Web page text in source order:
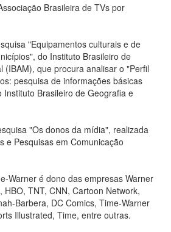
Brasileira de TVs por
"Equipamentos culturais e de
do Instituto Brasileiro de
(IBAM), que procura analisar o "Perfil
pesquisa de informações básicas
Instituto Brasileiro de Geografia e
"Os donos da mídia", realizada
e Pesquisas em Comunicação
Warner é dono das empresas Warner
HBO, TNT, CNN, Cartoon Network,
Barbera, DC Comics, Time-Warner
Illustrated, Time, entre outras.